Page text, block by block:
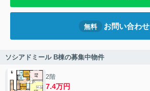
無料 お問い合わせ
ソシアドミール B棟の募集中物件
2階
7.4万円